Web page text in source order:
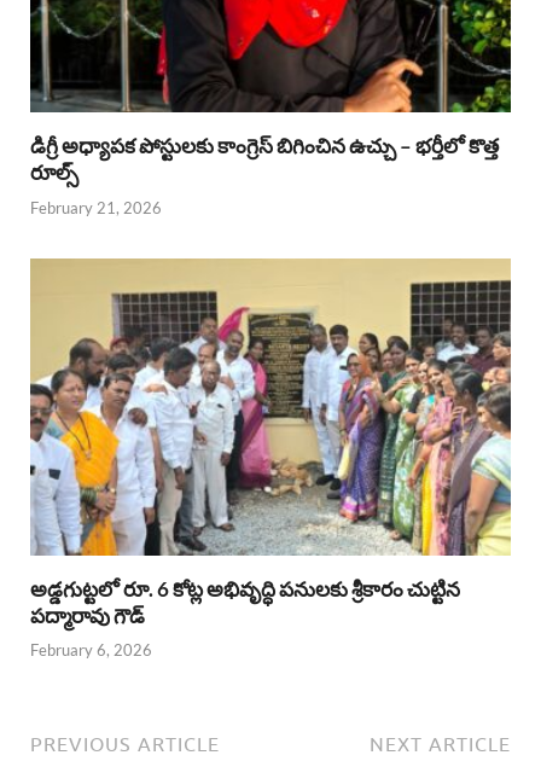
డిగ్రీ అధ్యాపక పోస్టులకు కాంగ్రెస్ బిగించిన ఉచ్చు – భర్తీలో కొత్త
రూల్స్
February 21, 2026
అడ్డగుట్టలో రూ. 6 కోట్ల అభివృద్ధి పనులకు శ్రీకారం చుట్టిన
పద్మారావు గౌడ్
February 6, 2026
PREVIOUS ARTICLE NEXT ARTICLE